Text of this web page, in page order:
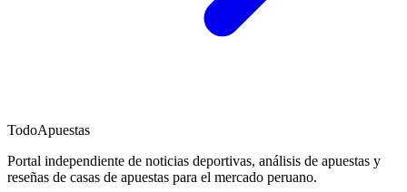
TodoApuestas
Portal independiente de noticias deportivas, análisis de apuestas y
reseñas de casas de apuestas para el mercado peruano.